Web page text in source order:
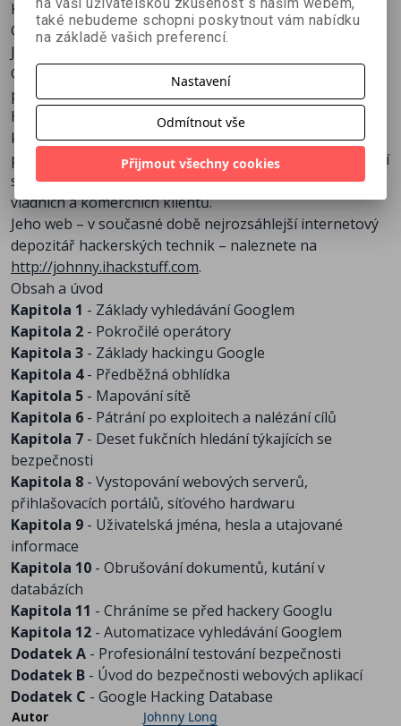
Kniha kromě těchto témat obsahuje i základy práce s
Googlem.
Johnny Long přednášel o bezpečnosti sítí a hackingu
Googlem na několika konferencích o bezpečnosti
počítačů po celém světě, mj. na SANS, Defcon a Black
Hat Briefings. V poslední době, během své profesní
kariéry u Computer Sciences Corporation (CSC), což je
přední globální společnost pro služby IT, provedl aktivní
síťové a fyzické ohodnocení bezpečnosti pro stovky
vládních a komerčních klientů.
Jeho web – v současné době nejrozsáhlejší internetový
depozitář hackerských technik – naleznete na
http://johnny.ihackstuff.com.
Obsah a úvod
Kapitola 1 - Základy vyhledávání Googlem
Kapitola 2 - Pokročilé operátory
Kapitola 3 - Základy hackingu Google
Kapitola 4- Předběžná obhlídka
Kapitola 5 - Mapování sítě
Kapitola 6 - Pátrání po exploitech a nalézání cílů
Kapitola 7 - Deset fukčních hledání týkajících se
bezpečnosti
Kapitola 8 - Vystopování webových serverů,
přihlašovacích portálů, síťového hardwaru
Kapitola 9 - Uživatelská jména, hesla a utajované
informace
Kapitola 10 - Obrušování dokumentů, kutání v
databázích
Kapitola 11 - Chráníme se před hackery Googlu
Kapitola 12 - Automatizace vyhledávání Googlem
Dodatek A - Profesionální testování bezpečnosti
Dodatek B - Úvod do bezpečnosti webových aplikací
Dodatek C - Google Hacking Database
Autor
Johnny Long
také nebudeme schopni poskytnout vám nabídku
na základě vašich preferencí.
Nastavení
Odmítnout vše
Přijmout všechny cookies